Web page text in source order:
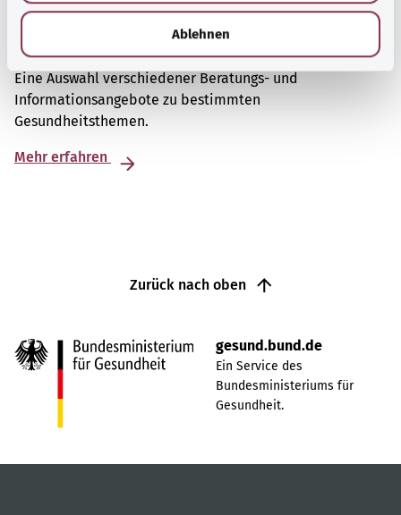
Ablehnen
Eine Auswahl verschiedener Beratungs- und
Informationsangebote zu bestimmten
Gesundheitsthemen.
Mehr erfahren
Zurück nach oben
gesund.bund.de
Ein Service des
Bundesministeriums für
Gesundheit.